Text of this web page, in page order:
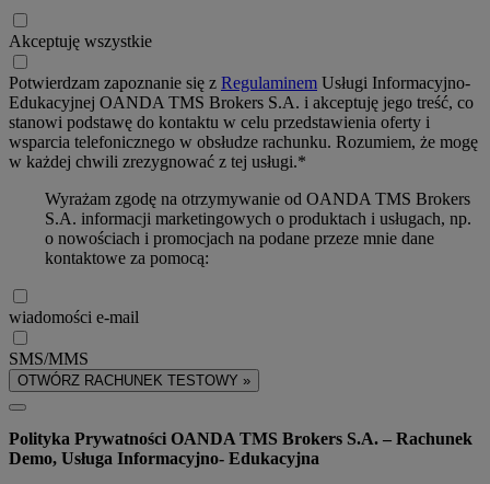
Akceptuję wszystkie
Potwierdzam zapoznanie się z Regulaminem Usługi Informacyjno-
Edukacyjnej OANDA TMS Brokers S.A. i akceptuję jego treść, co
stanowi podstawę do kontaktu w celu przedstawienia oferty i
wsparcia telefonicznego w obsłudze rachunku. Rozumiem, że mogę
w każdej chwili zrezygnować z tej usługi.*
Wyrażam zgodę na otrzymywanie od OANDA TMS Brokers
S.A. informacji marketingowych o produktach i usługach, np.
o nowościach i promocjach na podane przeze mnie dane
kontaktowe za pomocą:
wiadomości e-mail
SMS/MMS
OTWÓRZ RACHUNEK TESTOWY »
Polityka Prywatności OANDA TMS Brokers S.A. – Rachunek
Demo, Usługa Informacyjno- Edukacyjna